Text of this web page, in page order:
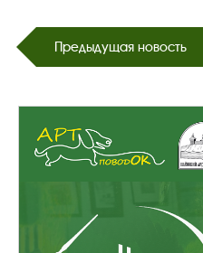
Предыдущая новость